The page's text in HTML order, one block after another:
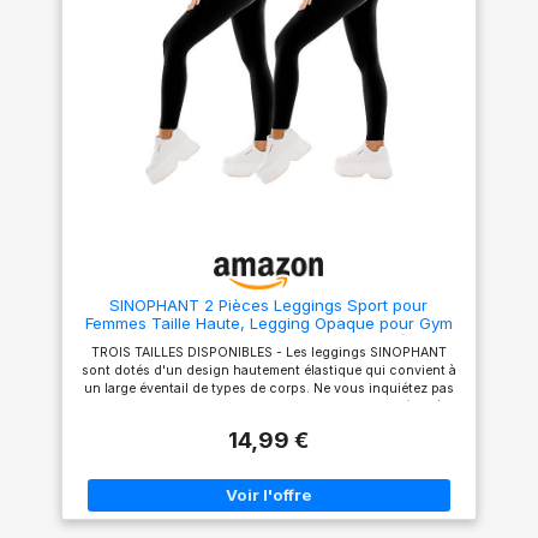
Bienvenue dans notre
boutique. - Veuillez utiliser
notre tableau des tailles pour
confirmer votre taille. Lavage
en machine avec un filet de
lavage ou lavage à la main à
l'eau froide, ne pas repasser.
Style Élégant et Pratique： Le
short legging anti cellulite
allie esthétisme moderne et
l'équitation, le travail, les
voyages, le shopping et
d'extérieur.
SINOPHANT 2 Pièces Leggings Sport pour
Femmes Taille Haute, Legging Opaque pour Gym
Sport Yoga(#2 pièces Noir/Noir,L-XL)
TROIS TAILLES DISPONIBLES - Les leggings SINOPHANT
sont dotés d'un design hautement élastique qui convient à
un large éventail de types de corps. Ne vous inquiétez pas
des tailles, car ils offrent une incroyable adaptabilité - même
plus petits peuvent trouver une paire de leggings
femmes sont aussi doux que du beurre, offrant un niveau de
confort inégalé. La texture lisse vous donnera l'impression
de porter une deuxième peau, permettant un mouvement
14,99 €